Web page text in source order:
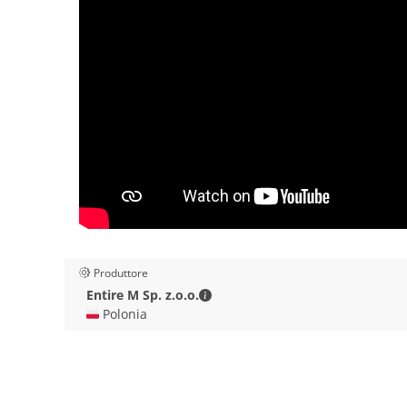
Produttore
Entire M Sp. z.o.o.
Entire M Sp. z.o.o. - Dettagli di
🇵🇱 Polonia